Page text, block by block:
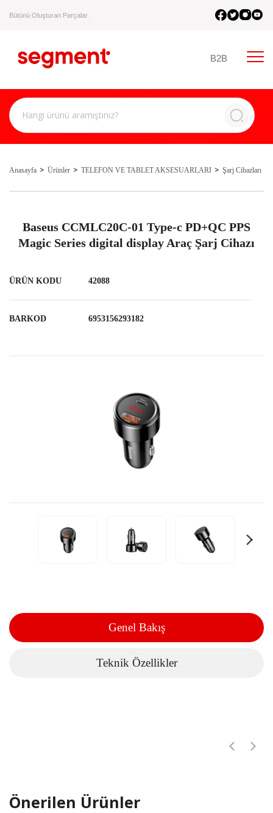
Bütünü Oluşturan Parçalar.
B2B
Anasayfa Ürünler TELEFON VE TABLET AKSESUARLARI Şarj Cihazları
Baseus CCMLC20C-01 Type-c PD+QC PPS
Magic Series digital display Araç Şarj Cihazı
ÜRÜN KODU 42088
BARKOD 6953156293182
Genel Bakış
Teknik Özellikler
Önerilen Ürünler